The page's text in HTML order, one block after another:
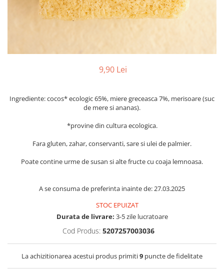
BACANIE
PRODUSE ROMÂNEȘTI
TOATE PRODUSELE
9,90 Lei
Ingrediente: cocos* ecologic 65%, miere greceasca 7%, merisoare (suc
de mere si ananas).
*provine din cultura ecologica.
Fara gluten, zahar, conservanti, sare si ulei de palmier.
Poate contine urme de susan si alte fructe cu coaja lemnoasa.
A se consuma de preferinta inainte de: 27.03.2025
STOC EPUIZAT
Durata de livrare: 3-5 zile lucratoare
Cod Produs: 5207257003036
La achizitionarea acestui produs primiti9 puncte de fidelitate